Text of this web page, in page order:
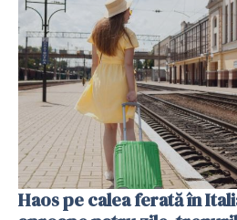
Haos pe calea ferată în